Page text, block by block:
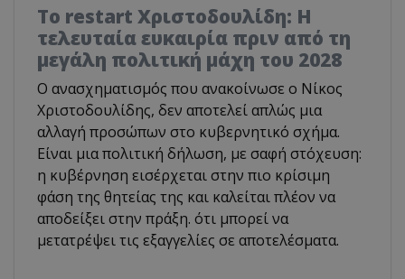
Το restart Χριστοδουλίδη: Η
τελευταία ευκαιρία πριν από τη
μεγάλη πολιτική μάχη του 2028
Ο ανασχηματισμός που ανακοίνωσε ο Νίκος
Χριστοδουλίδης, δεν αποτελεί απλώς μια
αλλαγή προσώπων στο κυβερνητικό σχήμα.
Είναι μια πολιτική δήλωση, με σαφή στόχευση:
η κυβέρνηση εισέρχεται στην πιο κρίσιμη
φάση της θητείας της και καλείται πλέον να
αποδείξει στην πράξη. ότι μπορεί να
μετατρέψει τις εξαγγελίες σε αποτελέσματα.